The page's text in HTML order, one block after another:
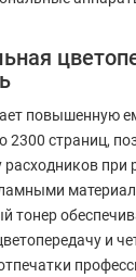
повышенную
2300 страниц,
расходников при
тонер
и